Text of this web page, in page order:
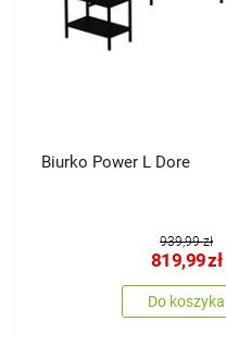
Biurko Power L Dore
939,99 zł
819,99zł
Do koszyka